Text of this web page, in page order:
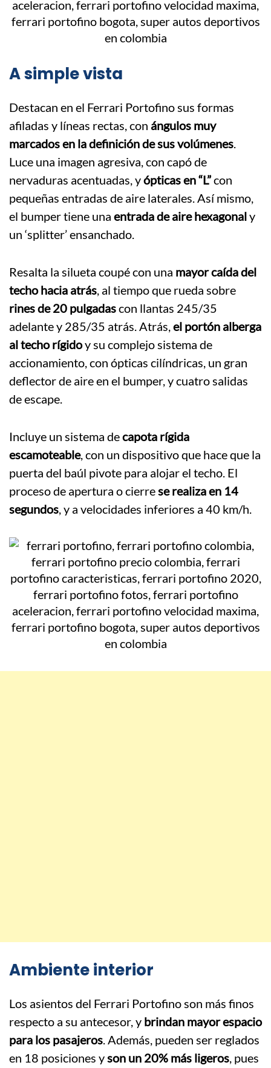
A simple vista
Destacan en el Ferrari Portofino sus formas
afiladas y líneas rectas, con ángulos muy
marcados en la definición de sus volúmenes.
Luce una imagen agresiva, con capó de
nervaduras acentuadas, yópticas en “L”con
pequeñas entradas de aire laterales. Así mismo,
el bumper tiene una entrada de aire hexagonaly
un ‘splitter’ ensanchado.
Resalta la silueta coupé con una mayor caída del
techo hacia atrás, al tiempo que rueda sobre
rines de 20 pulgadascon llantas 245/35
adelante y 285/35 atrás. Atrás,el portón alberga
al techo rígidoy su complejo sistema de
accionamiento, con ópticas cilíndricas, un gran
deflector de aire en el bumper, y cuatro salidas
de escape.
Incluye un sistema decapota rígida
escamoteable, con un dispositivo que hace que la
puerta del baúl pivote para alojar el techo. El
proceso de apertura o cierrese realiza en 14
segundos, y a velocidades inferiores a 40 km/h.
Ambiente interior
Los asientos del Ferrari Portofino son más finos
respecto a su antecesor, y brindan mayor espacio
para los pasajeros. Además, pueden ser reglados
en 18 posiciones yson un 20% más ligeros, pues